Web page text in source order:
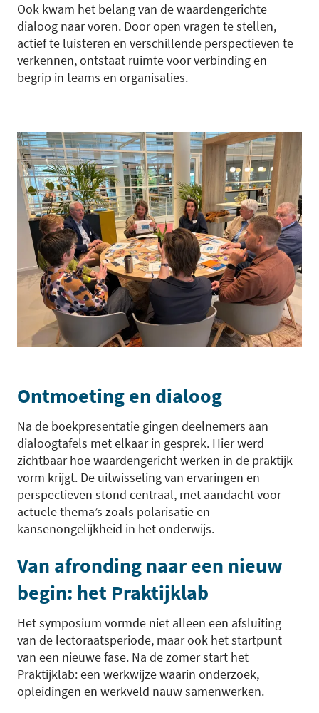
Ook kwam het belang van de waardengerichte
dialoog naar voren. Door open vragen te stellen,
actief te luisteren en verschillende perspectieven te
verkennen, ontstaat ruimte voor verbinding en
begrip in teams en organisaties.
Ontmoeting en dialoog
Na de boekpresentatie gingen deelnemers aan
dialoogtafels met elkaar in gesprek. Hier werd
zichtbaar hoe waardengericht werken in de praktijk
vorm krijgt. De uitwisseling van ervaringen en
perspectieven stond centraal, met aandacht voor
actuele thema’s zoals polarisatie en
kansenongelijkheid in het onderwijs.
Van afronding naar een nieuw
begin: het Praktijklab
Het symposium vormde niet alleen een afsluiting
van de lectoraatsperiode, maar ook het startpunt
van een nieuwe fase. Na de zomer start het
Praktijklab: een werkwijze waarin onderzoek,
opleidingen en werkveld nauw samenwerken.